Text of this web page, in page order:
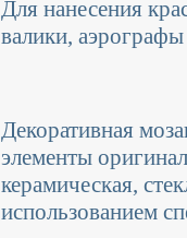
Для нанесения
валики,
Декоративная
элементы
керамическая,
использованием